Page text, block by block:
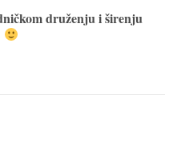
druženju i širenju